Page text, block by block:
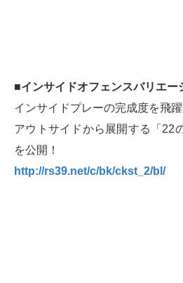
■インサイドオフェンスバリエー
インサイドプレーの完成度を飛
アウトサイドから展開する「22
を公開！
http://rs39.net/c/bk/ckst_2/bl/